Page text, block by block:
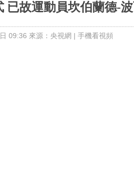
已故運動員坎伯蘭德-
09:36 來源：央視網 | 手機看視頻